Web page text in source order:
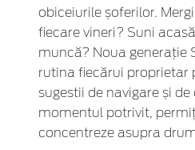
obiceiurile șoferilor.
fiecare vineri? Suni
muncă? Noua generație
rutina fiecărui proprietar
sugestii de navigare și
momentul potrivit,
concentreze asupra